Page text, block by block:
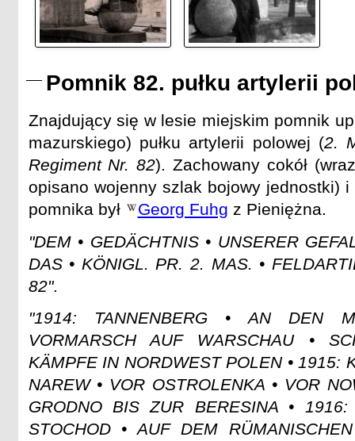
Pomnik 82. pułku artylerii
Znajdujący się w lesie miejskim pomnik
mazurskiego) pułku artylerii polowej (2.
Regiment Nr. 82). Zachowany cokół
opisano wojenny szlak bojowy jednostki) i
pomnika był
Georg Fuhg z Pieniężna.
"DEM • GEDÄCHTNIS • UNSERER
DAS • KÖNIGL. PR. 2. MAS. •
82".
"1914: TANNENBERG • AN DEN
VORMARSCH AUF WARSCHAU •
KÄMPFE IN NORDWEST POLEN • 1915:
NAREW • VOR OSTROLENKA • VOR
GRODNO BIS ZUR BERESINA •
STOCHOD • AUF DEM